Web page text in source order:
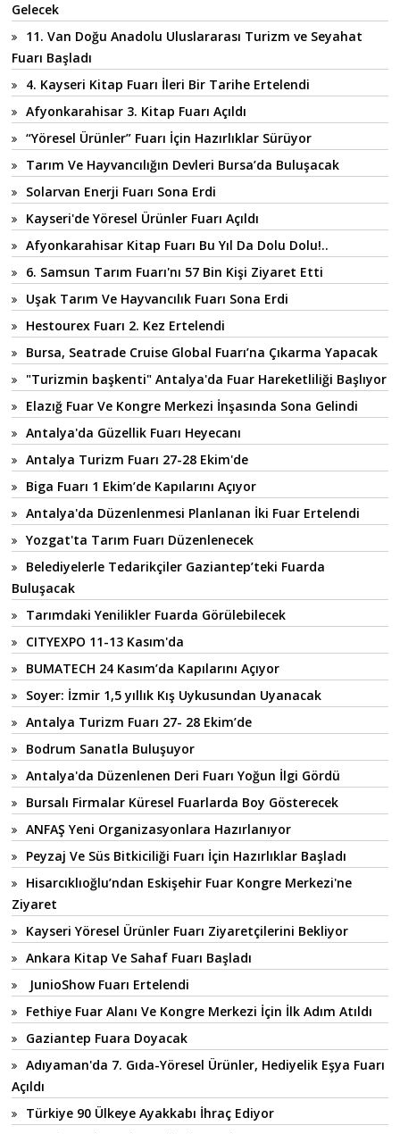
Gelecek
11. Van Doğu Anadolu Uluslararası Turizm ve Seyahat
Fuarı Başladı
4. Kayseri Kitap Fuarı İleri Bir Tarihe Ertelendi
Afyonkarahisar 3. Kitap Fuarı Açıldı
“Yöresel Ürünler” Fuarı İçin Hazırlıklar Sürüyor
Tarım Ve Hayvancılığın Devleri Bursa’da Buluşacak
Solarvan Enerji Fuarı Sona Erdi
Kayseri'de Yöresel Ürünler Fuarı Açıldı
Afyonkarahisar Kitap Fuarı Bu Yıl Da Dolu Dolu!..
6. Samsun Tarım Fuarı'nı 57 Bin Kişi Ziyaret Etti
Uşak Tarım Ve Hayvancılık Fuarı Sona Erdi
Hestourex Fuarı 2. Kez Ertelendi
Bursa, Seatrade Cruise Global Fuarı’na Çıkarma Yapacak
"Turizmin başkenti" Antalya'da Fuar Hareketliliği Başlıyor
Elazığ Fuar Ve Kongre Merkezi İnşasında Sona Gelindi
Antalya'da Güzellik Fuarı Heyecanı
Antalya Turizm Fuarı 27-28 Ekim'de
Biga Fuarı 1 Ekim’de Kapılarını Açıyor
Antalya'da Düzenlenmesi Planlanan İki Fuar Ertelendi
Yozgat'ta Tarım Fuarı Düzenlenecek
Belediyelerle Tedarikçiler Gaziantep’teki Fuarda
Buluşacak
Tarımdaki Yenilikler Fuarda Görülebilecek
CITYEXPO 11-13 Kasım'da
BUMATECH 24 Kasım’da Kapılarını Açıyor
Soyer: İzmir 1,5 yıllık Kış Uykusundan Uyanacak
Antalya Turizm Fuarı 27- 28 Ekim’de
Bodrum Sanatla Buluşuyor
Antalya'da Düzenlenen Deri Fuarı Yoğun İlgi Gördü
Bursalı Firmalar Küresel Fuarlarda Boy Gösterecek
ANFAŞ Yeni Organizasyonlara Hazırlanıyor
Peyzaj Ve Süs Bitkiciliği Fuarı İçin Hazırlıklar Başladı
Hisarcıklıoğlu’ndan Eskişehir Fuar Kongre Merkezi'ne
Ziyaret
Kayseri Yöresel Ürünler Fuarı Ziyaretçilerini Bekliyor
Ankara Kitap Ve Sahaf Fuarı Başladı
JunioShow Fuarı Ertelendi
Fethiye Fuar Alanı Ve Kongre Merkezi İçin İlk Adım Atıldı
Gaziantep Fuara Doyacak
Adıyaman'da 7. Gıda-Yöresel Ürünler, Hediyelik Eşya Fuarı
Açıldı
Türkiye 90 Ülkeye Ayakkabı İhraç Ediyor